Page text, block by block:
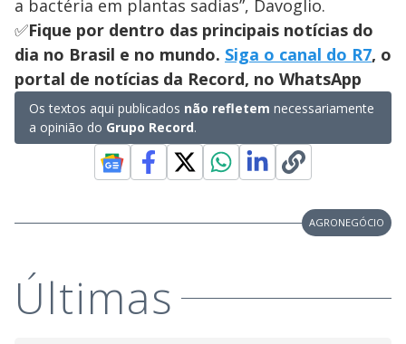
a bactéria em plantas sadias”, Davoglio.
✅Fique por dentro das principais notícias do
dia no Brasil e no mundo. Siga o canal do R7, o
portal de notícias da Record, no WhatsApp
Os textos aqui publicados não refletem necessariamente
a opinião do Grupo Record.
AGRONEGÓCIO
Últimas